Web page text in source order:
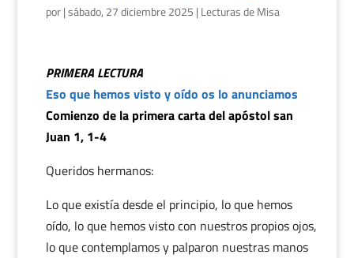
por|sábado, 27 diciembre 2025 | Lecturas de Misa
PRIMERA LECTURA
Eso que hemos visto y oído os lo anunciamos
Comienzo de la primera carta del apóstol san
Juan 1, 1-4
Queridos hermanos:
Lo que existía desde el principio, lo que hemos
oído, lo que hemos visto con nuestros propios ojos,
lo que contemplamos y palparon nuestras manos